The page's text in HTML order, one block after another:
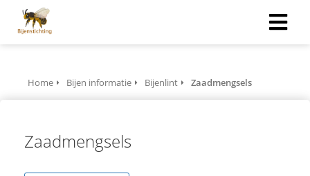
Home Bijen informatie Bijenlint Zaadmengsels
Zaadmengsels